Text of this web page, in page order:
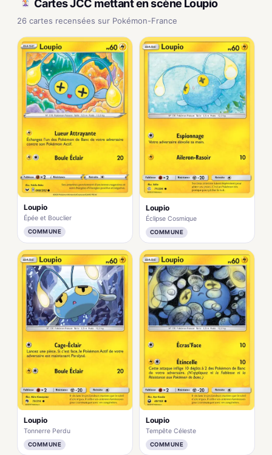
Cartes JCC mettant en scène Loupio
26 cartes recensées sur Pokémon-France
Loupio
Épée et Bouclier
COMMUNE
Loupio
Éclipse Cosmique
COMMUNE
Loupio
Tonnerre Perdu
COMMUNE
Loupio
Tempête Céleste
COMMUNE